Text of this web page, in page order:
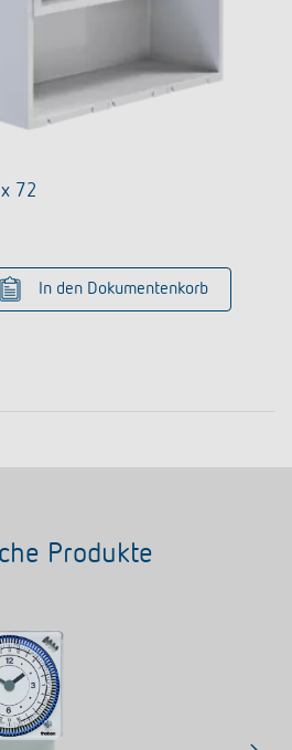
72
In den Dokumentenkorb
Produkte